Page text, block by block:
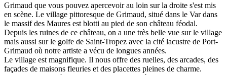
Grimaud que vous pouvez apercevoir au loin sur la droite s'est mis
en scène. Le village pittoresque de Grimaud, situé dans le Var dans
le massif des Maures est blotti au pied de son château féodal.
Depuis les ruines de ce château, on a une très belle vue sur le village
mais aussi sur le golfe de Saint-Tropez avec la cité lacustre de Port-
Grimaud où notre artiste a vécu de longues années.
Le village est magnifique. Il nous offre des ruelles, des arcades, des
façades de maisons fleuries et des placettes pleines de charme.